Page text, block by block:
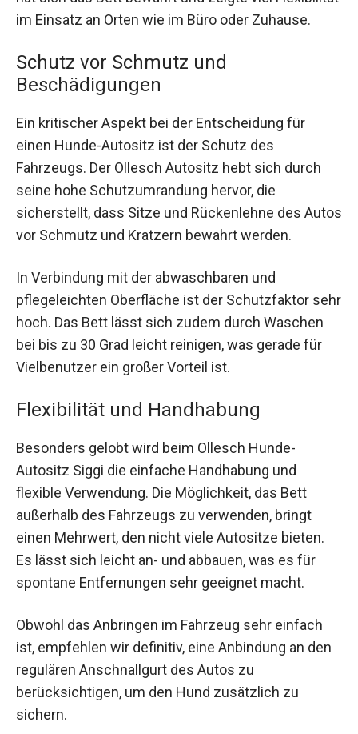
im Einsatz an Orten wie im Büro oder Zuhause.
Schutz vor Schmutz und
Beschädigungen
Ein kritischer Aspekt bei der Entscheidung für
einen Hunde-Autositz ist der Schutz des
Fahrzeugs. Der Ollesch Autositz hebt sich durch
seine hohe Schutzumrandung hervor, die
sicherstellt, dass Sitze und Rückenlehne des Autos
vor Schmutz und Kratzern bewahrt werden.
In Verbindung mit der abwaschbaren und
pflegeleichten Oberfläche ist der Schutzfaktor sehr
hoch. Das Bett lässt sich zudem durch Waschen
bei bis zu 30 Grad leicht reinigen, was gerade für
Vielbenutzer ein großer Vorteil ist.
Flexibilität und Handhabung
Besonders gelobt wird beim Ollesch Hunde-
Autositz Siggi die einfache Handhabung und
flexible Verwendung. Die Möglichkeit, das Bett
außerhalb des Fahrzeugs zu verwenden, bringt
einen Mehrwert, den nicht viele Autositze bieten.
Es lässt sich leicht an- und abbauen, was es für
spontane Entfernungen sehr geeignet macht.
Obwohl das Anbringen im Fahrzeug sehr einfach
ist, empfehlen wir definitiv, eine Anbindung an den
regulären Anschnallgurt des Autos zu
berücksichtigen, um den Hund zusätzlich zu
sichern.